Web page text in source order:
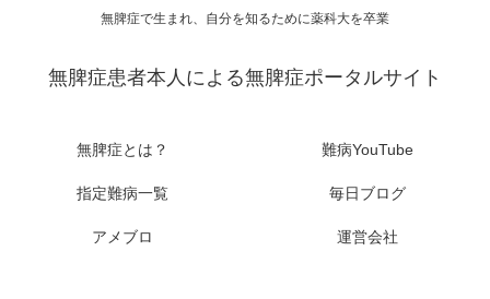
無脾症で生まれ、自分を知るために薬科大を卒業
無脾症患者本人による無脾症ポータルサイト
無脾症とは？ 難病YouTube
指定難病一覧 毎日ブログ
アメブロ 運営会社